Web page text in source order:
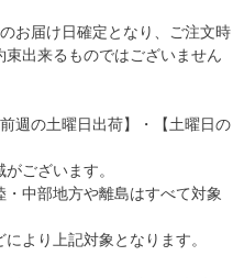
お届け日確定となり、ご注文時
出来るものではございません
週の土曜日出荷】・【土曜日の
ございます。
中部地方や離島はすべて対象
より上記対象となります。